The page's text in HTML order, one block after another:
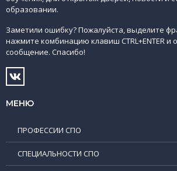
образовании.
Заметили ошибку? Пожалуйста, выделите
нажмите комбинацию клавиш CTRL+ENTER и
сообщение. Спасибо!
МЕНЮ
ПРОФЕССИИ СПО
СПЕЦИАЛЬНОСТИ СПО